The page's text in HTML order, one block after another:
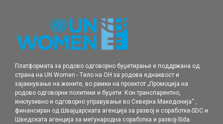
Платформата за родово одговорно буџетирање е поддржана од
страна на UN Women - Tело на ОН за родова еднаквост и
зајакнување на жените, во рамки нa проектот „Промоција на
родовo одговорни политики и буџети: Кон транспарентно,
инклузивно и одговорно управување во Северна Македонија“ ,
финансиран од Швајцарската агенција за развој и соработка-SDC и
Шведската агенција за меѓународна соработка и развој-Sida.